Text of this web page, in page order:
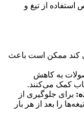
از تیغ و
کند ممکن است باعث
به کاهش
کمک می‌کنند.
برای جلوگیری از
را بعد از هر بار